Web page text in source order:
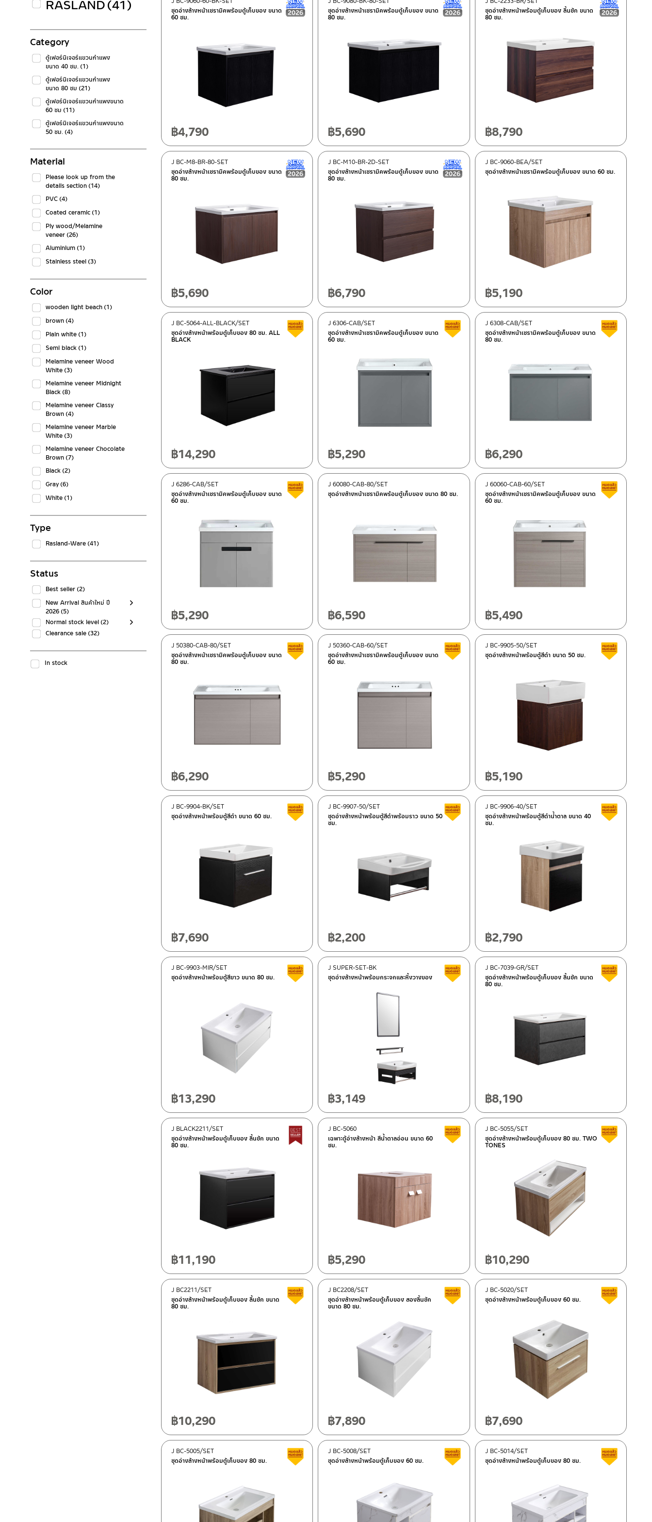
ชุดอ่างล้างหน้าเซรามิคพร้อมตู้เก็บของ ขนาด
60 ซม.
฿4,790
ชุดอ่างล้างหน้าเซรามิคพร้อมตู้เก็บของ ขนาด
80 ซม.
฿5,690
ชุดอ่างล้างหน้าพร้อมตู้เก็บของ ลิ้นชัก ขนาด
80 ซม.
฿8,790
ชุดอ่างล้างหน้าเซรามิคพร้อมตู้เก็บของ ขนาด
80 ซม.
J BC-M8-BR-80-SET New Arrival สินค้าใหม่ ปี 2026
฿5,690
ชุดอ่างล้างหน้าเซรามิคพร้อมตู้เก็บของ ขนาด
80 ซม.
J BC-M10-BR-2D-SET New Arrival สินค้าใหม่ ปี 2026
฿6,790
ชุดอ่างล้างหน้าเซรามิคพร้อมตู้เก็บของ ขนาด 60 ซม.
J BC-9060-BEA/SET
฿5,190
ชุดอ่างล้างหน้าพร้อมตู้เก็บของ 80 ซม. ALL
BLACK
J BC-5064-ALL-BLACK/SET Clearance sale
฿14,290
ชุดอ่างล้างหน้าเซรามิคพร้อมตู้เก็บของ ขนาด
60 ซม.
J 6306-CAB/SET Clearance sale
฿5,290
ชุดอ่างล้างหน้าเซรามิคพร้อมตู้เก็บของ ขนาด
80 ซม.
J 6308-CAB/SET
฿6,290
ชุดอ่างล้างหน้าเซรามิคพร้อมตู้เก็บของ ขนาด
60 ซม.
J 6286-CAB/SET Clearance sale
฿5,290
ชุดอ่างล้างหน้าเซรามิคพร้อมตู้เก็บของ ขนาด 80 ซม.
J 60080-CAB-80/SET
฿6,590
ชุดอ่างล้างหน้าเซรามิคพร้อมตู้เก็บของ ขนาด
60 ซม.
J 60060-CAB-60/SET
฿5,490
ชุดอ่างล้างหน้าเซรามิคพร้อมตู้เก็บของ ขนาด
80 ซม.
J 50380-CAB-80/SET Clearance sale
฿6,290
ชุดอ่างล้างหน้าเซรามิคพร้อมตู้เก็บของ ขนาด
60 ซม.
J 50360-CAB-60/SET Clearance sale
฿5,290
ชุดอ่างล้างหน้าพร้อมตู้สีดำ ขนาด 50 ซม.
J BC-9905-50/SET
฿5,190
ชุดอ่างล้างหน้าพร้อมตู้สีดำ ขนาด 60 ซม.
J BC-9904-BK/SET Clearance sale
฿7,690
ชุดอ่างล้างหน้าพร้อมตู้สีดำพร้อมราว ขนาด 50
ซม.
J BC-9907-50/SET Clearance sale
฿2,200
ชุดอ่างล้างหน้าพร้อมตู้สีดำน้ำตาล ขนาด 40
ซม.
J BC-9906-40/SET
฿2,790
ชุดอ่างล้างหน้าพร้อมตู้สีขาว ขนาด 80 ซม.
J BC-9903-MIR/SET Clearance sale
฿13,290
ชุดอ่างล้างหน้าพร้อมกระจกและหิ้งวางของ
J SUPER-SET-BK Clearance sale
฿3,149
ชุดอ่างล้างหน้าพร้อมตู้เก็บของ ลิ้นชัก ขนาด
80 ซม.
J BC-7039-GR/SET
฿8,190
ชุดอ่างล้างหน้าพร้อมตู้เก็บของ ลิ้นชัก ขนาด
80 ซม.
J BLACK2211/SET Best seller
฿11,190
เฉพาะตู้อ่างล้างหน้า สีน้ำตาลอ่อน ขนาด 60
ซม.
J BC-5060 Clearance sale
฿5,290
ชุดอ่างล้างหน้าพร้อมตู้เก็บของ 80 ซม. TWO
TONES
J BC-5055/SET
฿10,290
ชุดอ่างล้างหน้าพร้อมตู้เก็บของ ลิ้นชัก ขนาด
80 ซม.
J BC2211/SET Clearance sale
฿10,290
ชุดอ่างล้างหน้าพร้อมตู้เก็บของ สองลิ้นชัก
ขนาด 80 ซม.
J BC2208/SET Clearance sale
฿7,890
ชุดอ่างล้างหน้าพร้อมตู้เก็บของ 60 ซม.
J BC-5020/SET
฿7,690
ชุดอ่างล้างหน้าพร้อมตู้เก็บของ 80 ซม.
J BC-5005/SET Clearance sale
ชุดอ่างล้างหน้าพร้อมตู้เก็บของ 60 ซม.
J BC-5008/SET Clearance sale
ชุดอ่างล้างหน้าพร้อมตู้เก็บของ 80 ซม.
J BC-5014/SET
RASLAND(41)
Category
ตู้เฟอร์นิเจอร์แขวนกำแพง
ขนาด 40 ซม. (1)
ตู้เฟอร์นิเจอร์แขวนกำแพง
ขนาด 80 ซม (21)
ตู้เฟอร์นิเจอร์แขวนกำแพงขนาด
60 ซม (11)
ตู้เฟอร์นิเจอร์แขวนกำแพงขนาด
50 ซม. (4)
Material
Please look up from the
details section (14)
PVC (4)
Coated ceramic (1)
Ply wood/Melamine
veneer (26)
Aluminium (1)
Stainless steel (3)
Color
wooden light beach (1)
brown (4)
Plain white (1)
Semi black (1)
Melamine veneer Wood
White (3)
Melamine veneer Midnight
Black (8)
Melamine veneer Classy
Brown (4)
Melamine veneer Marble
White (3)
Melamine veneer Chocolate
Brown (7)
Black (2)
Gray (6)
White (1)
Type
Rasland-Ware (41)
Status
Best seller (2)
New Arrival สินค้าใหม่ ปี
2026 (5)
Normal stock level (2)
Clearance sale (32)
In stock